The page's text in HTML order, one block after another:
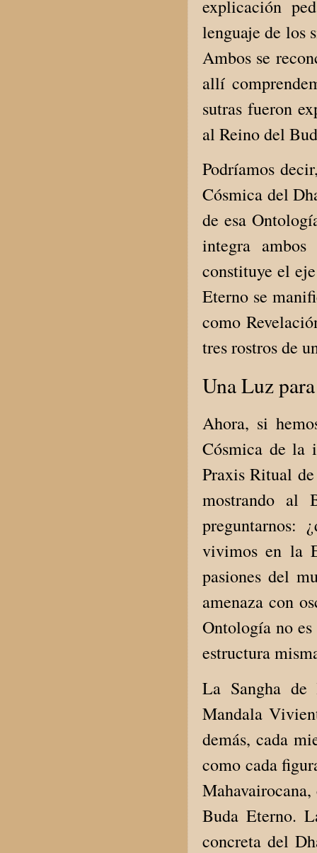
explicación
lenguaje de los
Ambos se
allí
sutras fueron
al Reino del
Podríamos
Cósmica del
de esa
integra
constituye el
Eterno se
como
tres rostros de
Una Luz
Ahora, si
Cósmica de la
Praxis Ritual
mostrando al
preguntarnos:
vivimos en la
pasiones del
amenaza con
Ontología no
estructura
La Sangha de
Mandala
demás, cada
como cada
Buda Eterno.
concreta del